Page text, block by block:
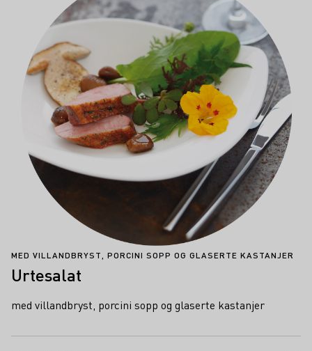
MED VILLANDBRYST, PORCINI SOPP OG GLASERTE KASTANJER
Urtesalat
med villandbryst, porcini sopp og glaserte kastanjer